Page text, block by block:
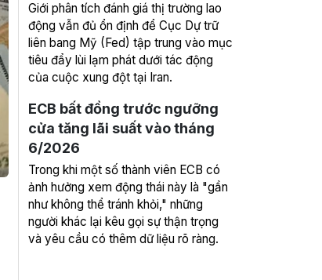
Giới phân tích đánh giá thị trường lao
động vẫn đủ ổn định để Cục Dự trữ
liên bang Mỹ (Fed) tập trung vào mục
tiêu đẩy lùi lạm phát dưới tác động
của cuộc xung đột tại Iran.
ECB bất đồng trước ngưỡng
cửa tăng lãi suất vào tháng
6/2026
Trong khi một số thành viên ECB có
ảnh hưởng xem động thái này là "gần
như không thể tránh khỏi," những
người khác lại kêu gọi sự thận trọng
và yêu cầu có thêm dữ liệu rõ ràng.